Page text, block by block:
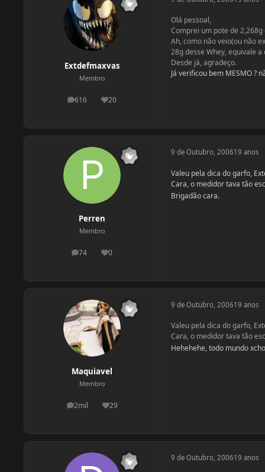
Extdefmaxvas
Membro
616
postagens20
Reputação
Olá pessoal,
Comprei um pote de 2,268g
Ah, como não veio(ou não
28g desse Whey, equivale
Desde já, agradeço.
Já verificou bem MESMO ?
Perren
Membro
74
postagens
0
Reputação
9 de Outubro, 200619 anos
Valeu pela dica do garfo,
Cara, o medidor tava tão
Brigadão cara.
Maquiavel
Membro
2mil
postagens29
Reputação
9 de Outubro, 200619 anos
Valeu pela dica do garfo,
Cara, o medidor tava tão
Hehehehe, todo mundo
9 de Outubro, 200619 anos